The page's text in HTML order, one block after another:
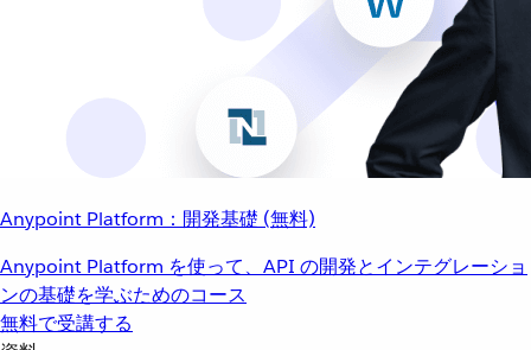
Anypoint Platform：開発基礎 (無料)
Anypoint Platform を使って、API の開発とインテグレーショ
ンの基礎を学ぶためのコース
無料で受講する